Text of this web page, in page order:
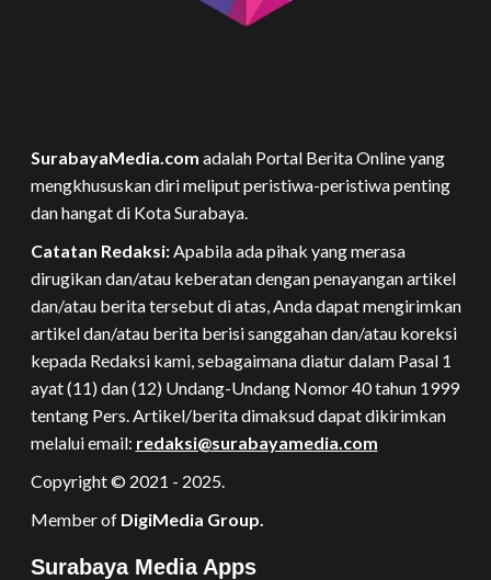
SurabayaMedia.com adalah Portal Berita Online yang
mengkhususkan diri meliput peristiwa-peristiwa penting
dan hangat di Kota Surabaya.
Catatan Redaksi:Apabila ada pihak yang merasa
dirugikan dan/atau keberatan dengan penayangan artikel
dan/atau berita tersebut di atas, Anda dapat mengirimkan
artikel dan/atau berita berisi sanggahan dan/atau koreksi
kepada Redaksi kami, sebagaimana diatur dalam Pasal 1
ayat (11) dan (12) Undang-Undang Nomor 40 tahun 1999
tentang Pers. Artikel/berita dimaksud dapat dikirimkan
melalui email: redaksi@surabayamedia.com
Copyright © 2021 - 2025.
Member of DigiMedia Group.
Surabaya Media Apps